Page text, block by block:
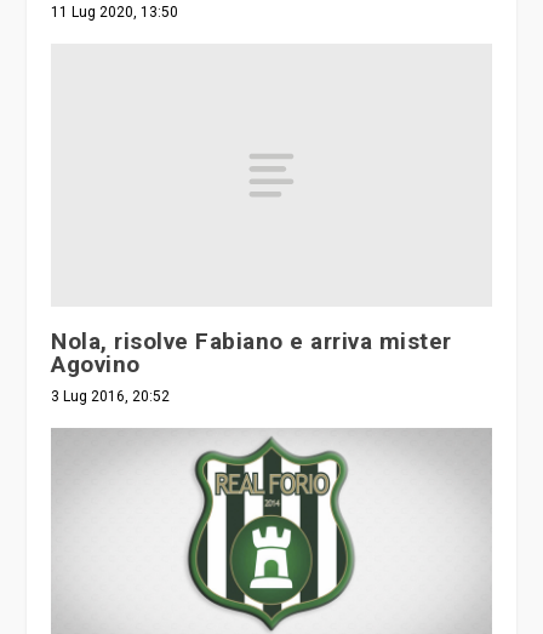
Nola, risolve Fabiano e arriva mister
Agovino
3 Lug 2016, 20:52